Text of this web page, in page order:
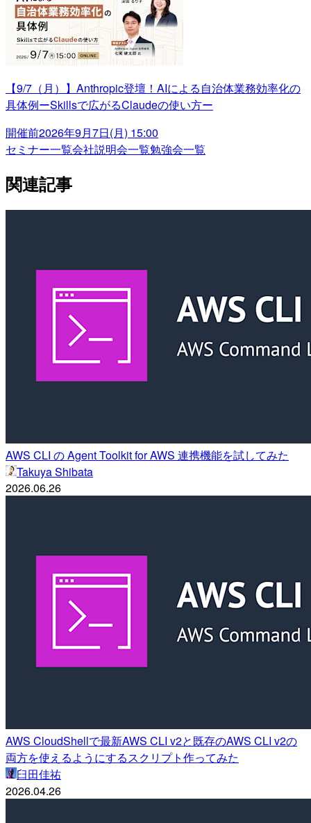
【9/7（月）】Anthropic登壇！AIによる自治体業務効率化の
具体例ーSkillsで広がるClaudeの使い方ー
開催前2026年9月7日(月) 15:00
セミナー一覧会社説明会一覧勉強会一覧
関連記事
AWS CLI の Agent Toolkit for AWS 連携機能を試してみた
Takuya Shibata
2026.06.26
AWS CloudShellで最新AWS CLI v2と既存のAWS CLI v2の
両方を使えるようにするスクリプト作ってみた
臼田佳祐
2026.04.26